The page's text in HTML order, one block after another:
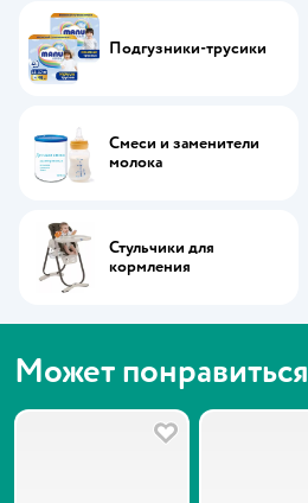
Подгузники-трусики
Смеси и заменители
молока
Стульчики для
кормления
Может понравиться
В избранное